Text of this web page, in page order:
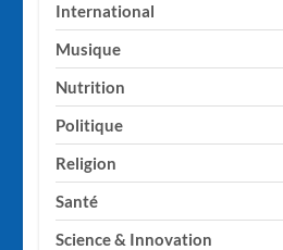
International
Musique
Nutrition
Politique
Religion
Santé
Science & Innovation